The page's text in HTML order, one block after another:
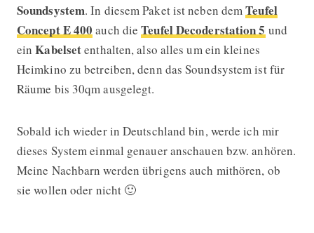
Soundsystem. In diesem Paket ist neben demTeufel
Concept E 400 auch dieTeufel Decoderstation 5 und
einKabelsetenthalten, also alles um ein kleines
Heimkino zu betreiben, denn das Soundsystem ist für
Räume bis 30qm ausgelegt.
Sobald ich wieder in Deutschland bin, werde ich mir
dieses System einmal genauer anschauen bzw. anhören.
Meine Nachbarn werden übrigens auch mithören, ob
sie wollen oder nicht 🙂